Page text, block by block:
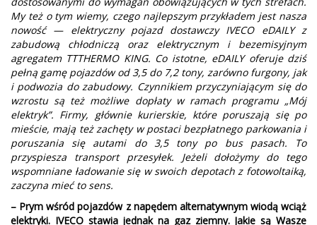
My też o tym wiemy, czego najlepszym przykładem jest nasza
nowość — elektryczny pojazd dostawczy IVECO eDAILY z
zabudową chłodniczą oraz elektrycznym i bezemisyjnym
agregatem TTTHERMO KING. Co istotne, eDAILY oferuje dziś
pełną gamę pojazdów od 3,5 do 7,2 tony, zarówno furgony, jak
i podwozia do zabudowy. Czynnikiem przyczyniającym się do
wzrostu są też możliwe dopłaty w ramach programu „Mój
elektryk”. Firmy, głównie kurierskie, które poruszają się po
mieście, mają też zachęty w postaci bezpłatnego parkowania i
poruszania się autami do 3,5 tony po bus pasach. To
przyspiesza transport przesyłek. Jeżeli dołożymy do tego
wspomniane ładowanie się w swoich depotach z fotowoltaiką,
zaczyna mieć to sens.
– Prym wśród pojazdów z napędem alternatywnym wiodą wciąż
elektryki. IVECO stawia jednak na gaz ziemny. Jakie są Wasze